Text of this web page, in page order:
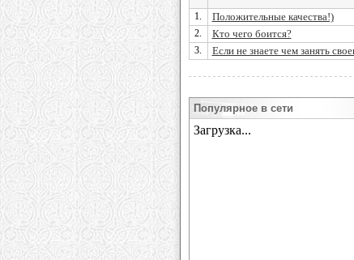
1. Положительные качества!)
2. Кто чего боится?
3. Если не знаете чем занять
Популярное в сети